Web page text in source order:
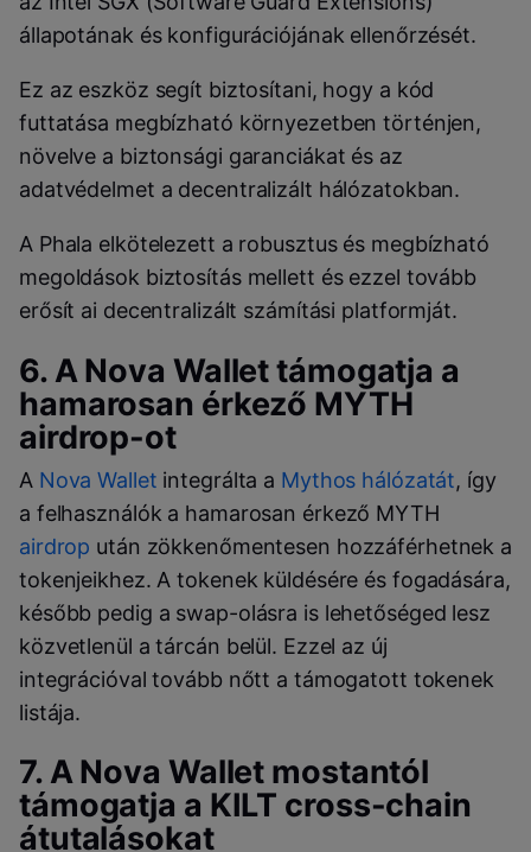
állapotának és konfigurációjának ellenőrzését.
Ez az eszköz segít biztosítani, hogy a kód
futtatása megbízható környezetben történjen,
növelve a biztonsági garanciákat és az
adatvédelmet a decentralizált hálózatokban.
APhala elkötelezett a robusztus és megbízható
megoldások biztosítás mellett és ezzel tovább
erősít ai decentralizált számítási platformját.
6. ANova Wallettámogatja a
hamarosan érkező MYTH
airdrop-ot
A Nova Wallet integrálta a Mythos hálózatát, így
a felhasználók a hamarosan érkező MYTH
airdrop után zökkenőmentesen hozzáférhetnek a
tokenjeikhez. A tokenek küldésére és fogadására,
később pedig a swap-olásra is lehetőséged lesz
közvetlenül a tárcán belül. Ezzel az új
integrációval tovább nőtt a támogatott tokenek
listája.
7. ANova Wallet mostantól
támogatja a KILT cross-chain
átutalásokat